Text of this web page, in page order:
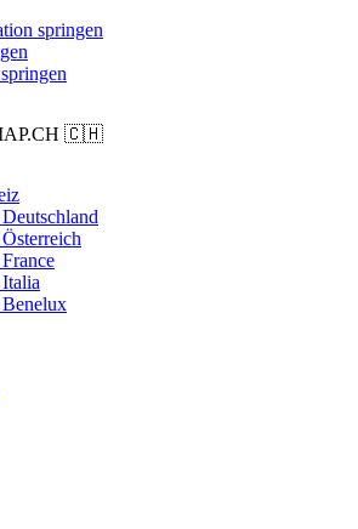
springen
🇨🇭